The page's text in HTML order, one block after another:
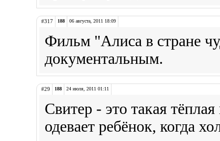
#317 188 06 августа, 2011 18:09
Фильм "Алиса в стране
документальным.
#29 188 24 июля, 2011 01:11
Свитер - это такая
одевает ребёнок, когда